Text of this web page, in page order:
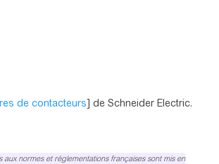
de contacteurs] de Schneider Electric.
aux normes et réglementations françaises sont mis en